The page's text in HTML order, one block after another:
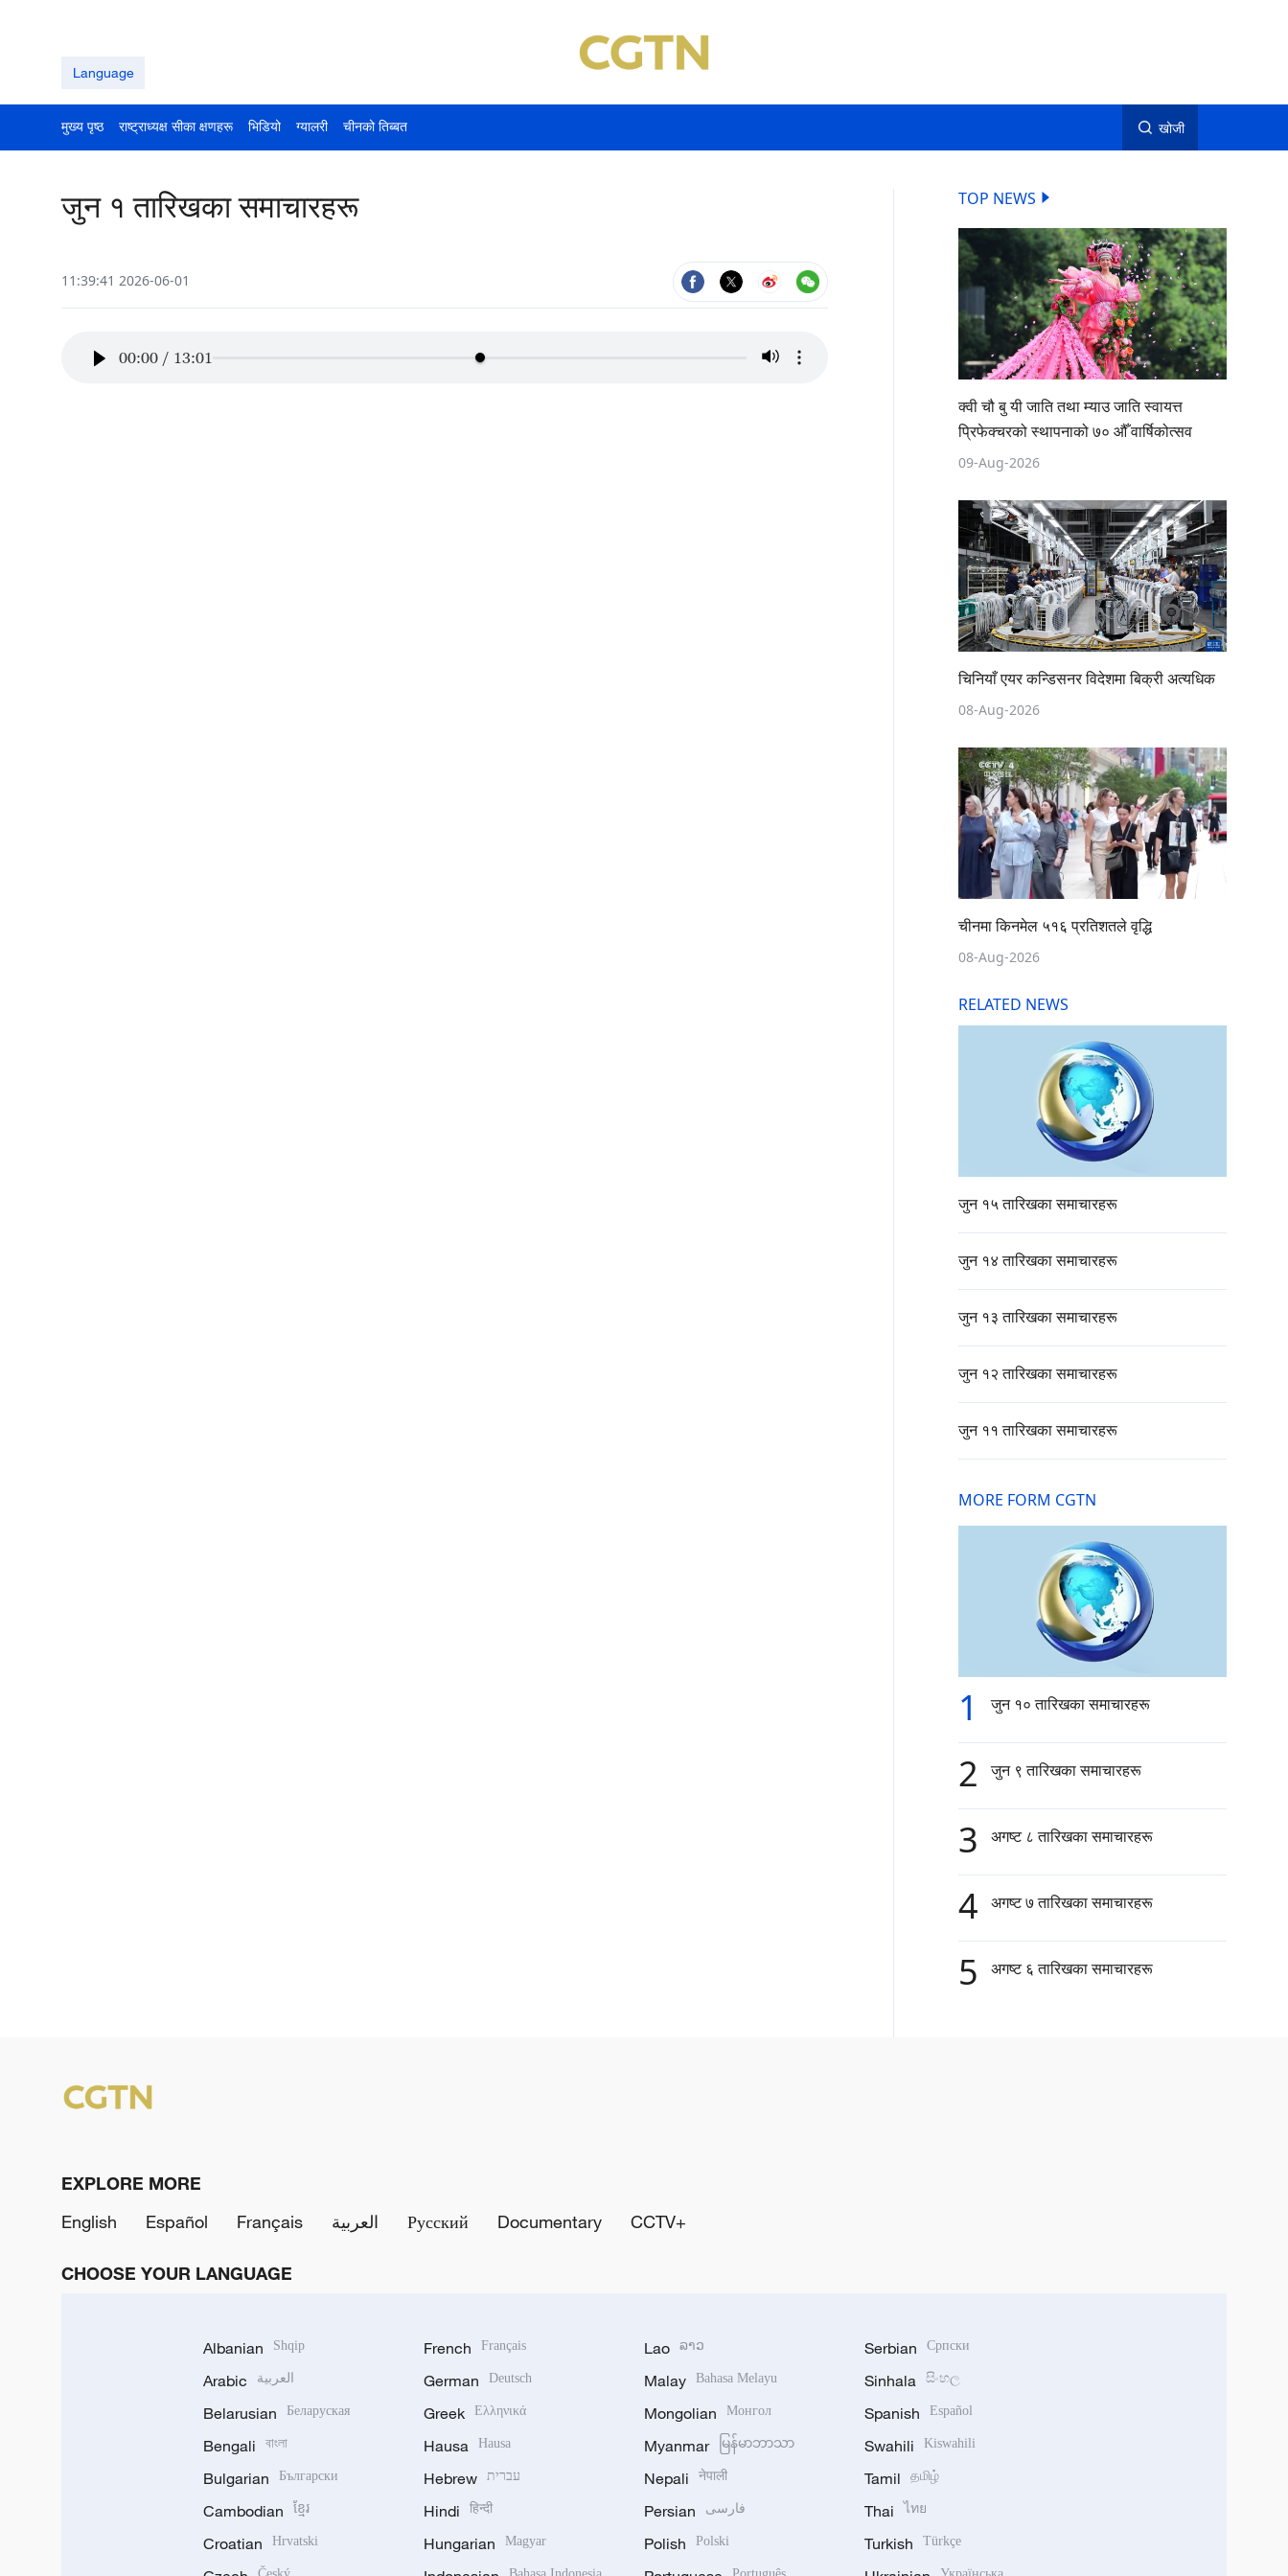
Language
मुख्य पृष्ठ राष्ट्राध्यक्ष सीका क्षणहरू भिडियो ग्यालरी चीनको तिब्बत खोजी
जुन १ तारिखका समाचारहरू
11:39:41 2026-06-01
00:00 / 13:01
TOP NEWS
क्वी चौ बु यी जाति तथा म्याउ जाति स्वायत्त
प्रिफेक्चरको स्थापनाको ७० औँ वार्षिकोत्सव
09-Aug-2026
चिनियाँ एयर कन्डिसनर विदेशमा बिक्री अत्यधिक
08-Aug-2026
चीनमा किनमेल ५१६ प्रतिशतले वृद्धि
08-Aug-2026
RELATED NEWS
जुन १५ तारिखका समाचारहरू
जुन १४ तारिखका समाचारहरू
जुन १३ तारिखका समाचारहरू
जुन १२ तारिखका समाचारहरू
जुन ११ तारिखका समाचारहरू
MORE FORM CGTN
1 जुन १० तारिखका समाचारहरू
2 जुन ९ तारिखका समाचारहरू
3 अगष्ट ८ तारिखका समाचारहरू
4 अगष्ट ७ तारिखका समाचारहरू
5 अगष्ट ६ तारिखका समाचारहरू
EXPLORE MORE
English
Español Français العربية Русский Documentary CCTV+
CHOOSE YOUR LANGUAGE
Albanian Shqip
Arabic العربية
Belarusian Беларуская
Bengali বাংলা
Bulgarian Български
Cambodian ខ្មែរ
Croatian Hrvatski
French Français
German Deutsch
Greek Ελληνικά
Hausa Hausa
Hebrew עברית
Hindi हिन्दी
Hungarian Magyar
Lao ລາວ
Malay Bahasa Melayu
Mongolian Монгол
Myanmar မြန်မာဘာသာ
Nepali नेपाली
Persian فارسی
Polish Polski
Serbian Српски
Sinhala සිංහල
Spanish Español
Swahili Kiswahili
Tamil தமிழ்
Thai ไทย
Turkish Türkçe